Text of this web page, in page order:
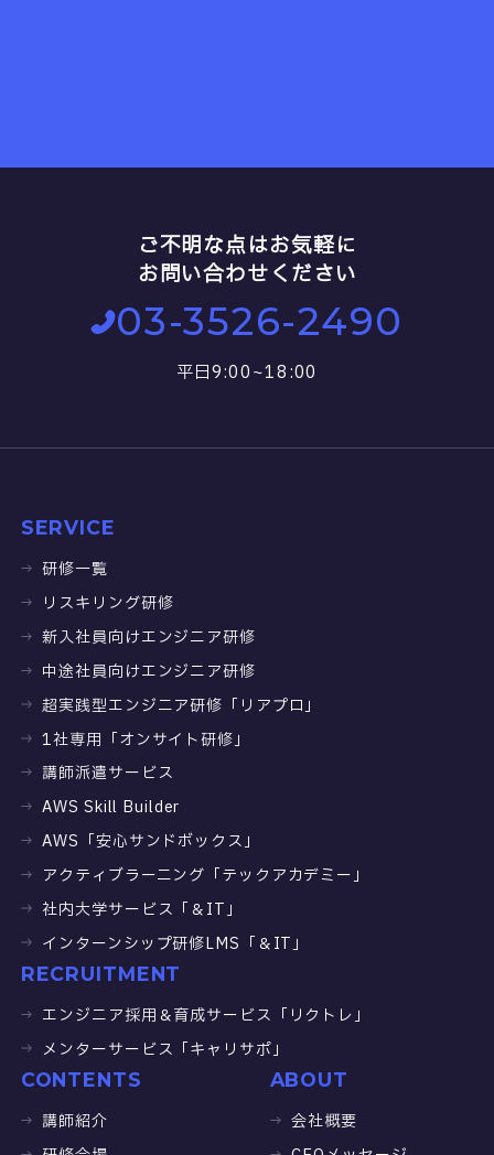
ご不明な点はお気軽に
お問い合わせください
03-3526-2490
平日9:00~18:00
SERVICE
研修一覧
リスキリング研修
新入社員向けエンジニア研修
中途社員向けエンジニア研修
超実践型エンジニア研修「リアプロ」
1社専用「オンサイト研修」
講師派遣サービス
AWS Skill Builder
AWS「安心サンドボックス」
アクティブラーニング「テックアカデミー」
社内大学サービス「＆IT」
インターンシップ研修LMS「＆IT」
RECRUITMENT
エンジニア採用＆育成サービス「リクトレ」
メンターサービス「キャリサポ」
CONTENTS
講師紹介
ABOUT
会社概要